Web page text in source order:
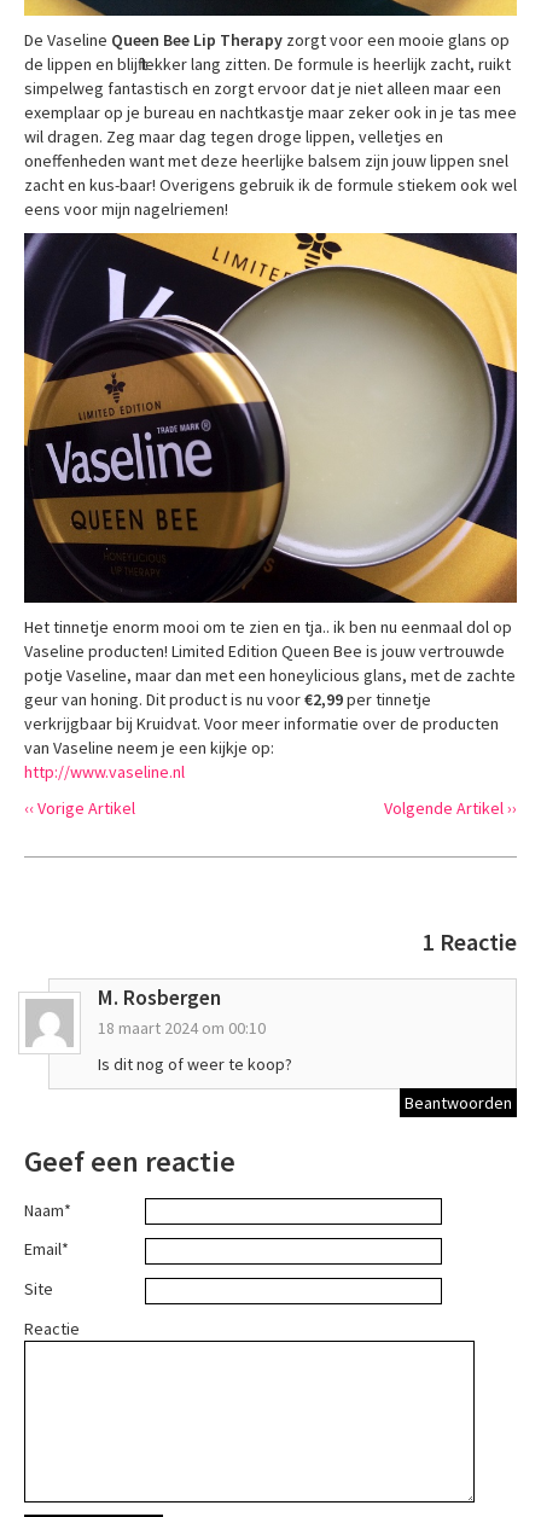
De Vaseline Queen Bee Lip Therapy zorgt voor een mooie glans op
de lippen en blijft lekker lang zitten. De formule is heerlijk zacht, ruikt
simpelweg fantastisch en zorgt ervoor dat je niet alleen maar een
exemplaar op je bureau en nachtkastje maar zeker ook in je tas mee
wil dragen. Zeg maar dag tegen droge lippen, velletjes en
oneffenheden want met deze heerlijke balsem zijn jouw lippen snel
zacht en kus-baar! Overigens gebruik ik de formule stiekem ook wel
eens voor mijn nagelriemen!
Het tinnetje enorm mooi om te zien en tja.. ik ben nu eenmaal dol op
Vaseline producten! Limited Edition Queen Bee is jouw vertrouwde
potje Vaseline, maar dan met een honeylicious glans, met de zachte
geur van honing. Dit product is nu voor€2,99per tinnetje
verkrijgbaar bij Kruidvat. Voor meer informatie over de producten
van Vaseline neem je een kijkje op:
http://www.vaseline.nl
‹‹ Vorige Artikel
Volgende Artikel ››
1 Reactie
M. Rosbergen
18 maart 2024 om 00:10
Is dit nog of weer te koop?
Beantwoorden
Geef een reactie
Naam*
Email*
Site
Reactie